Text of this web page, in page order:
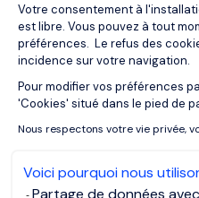
Votre consentement à
est libre. Vous pouvez à tout
préférences. Le refus des
incidence sur votre navigation.
Pour modifier vos préférences
'Cookies' situé dans le pied de
Nous respectons votre vie privée,
Voici pourquoi nous
Partage de données
Axeptio
Jak
Przewodnik